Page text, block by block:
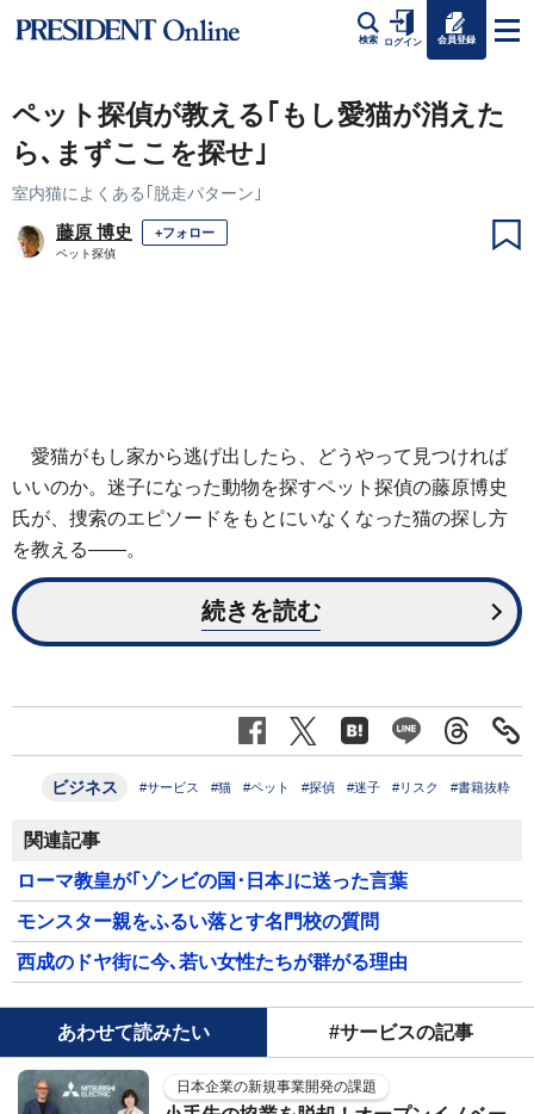
検索 ログイン 会員登録
ペット探偵が教える｢もし愛猫が消えた
ら､まずここを探せ｣
室内猫によくある｢脱走パターン｣
藤原 博史 +フォロー
ペット探偵
愛猫がもし家から逃げ出したら、どうやって見つければ
いいのか。迷子になった動物を探すペット探偵の藤原博史
氏が、捜索のエピソードをもとにいなくなった猫の探し方
を教える——。
続きを読む
ビジネス #サービス #猫 #ペット #探偵 #迷子 #リスク #書籍抜粋
関連記事
ローマ教皇が｢ゾンビの国･日本｣に送った言葉
モンスター親をふるい落とす名門校の質問
西成のドヤ街に今､若い女性たちが群がる理由
あわせて読みたい #サービスの記事
日本企業の新規事業開発の課題